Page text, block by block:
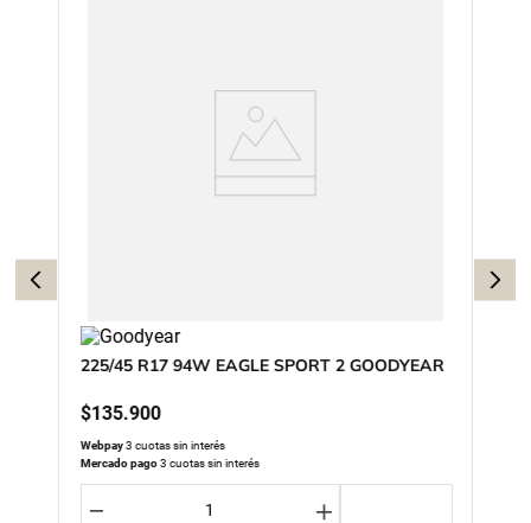
225/45 R17 94W EAGLE SPORT 2 GOODYEAR
$135.900
Webpay3 cuotas sin interés
Mercado pago3 cuotas sin interés
＋
－